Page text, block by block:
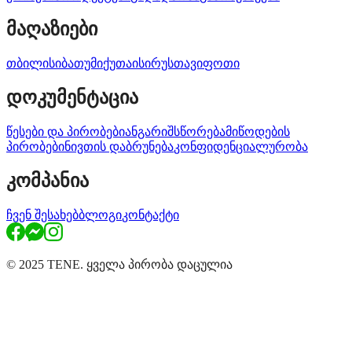
მაღაზიები
თბილისიბათუმიქუთაისირუსთავიფოთი
დოკუმენტაცია
წესები და პირობებიანგარიშსწორებამიწოდების
პირობებინივთის დაბრუნებაკონფიდენციალურობა
კომპანია
ჩვენ შესახებბლოგიკონტაქტი
© 2025 TENE. ყველა პირობა დაცულია